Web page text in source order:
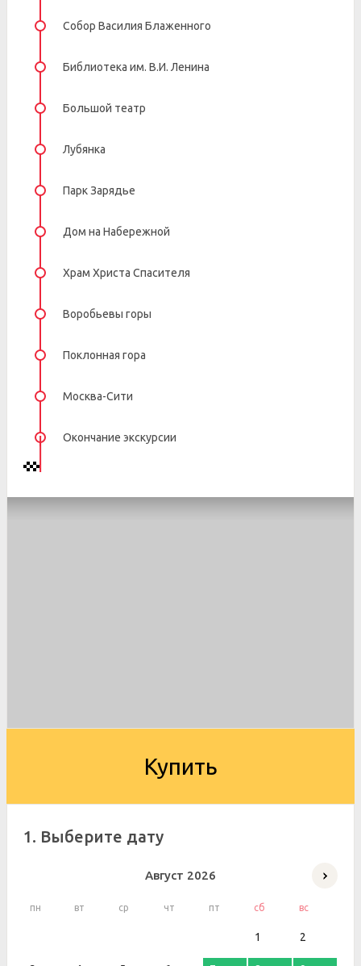
Собор Василия Блаженного
Библиотека им. В.И. Ленина
Большой театр
Лубянка
Парк Зарядье
Дом на Набережной
Храм Христа Спасителя
Воробьевы горы
Поклонная гора
Москва-Сити
Окончание экскурсии
Купить
1. Выберите дату
Август 2026
пн вт ср чт пт сб вс
1 2